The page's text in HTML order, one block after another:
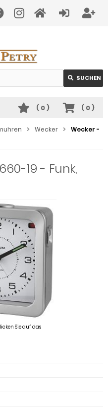
SUCHEN
( 0)
( 0)
Wecker
Wecker -
19 - Funk,
Sie auf das